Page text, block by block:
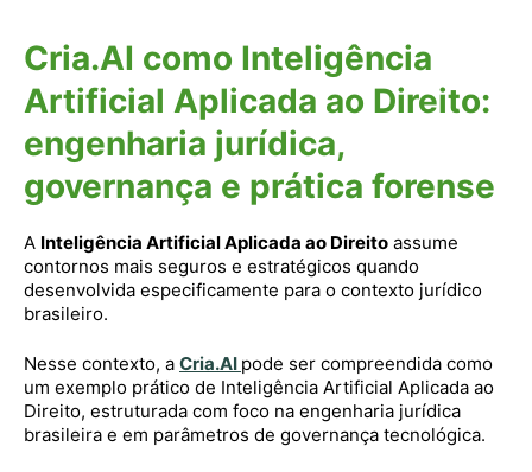
Cria.AI como Inteligência
Artificial Aplicada ao Direito:
engenharia jurídica,
governança e prática forense
A Inteligência Artificial Aplicada ao Direito assume
contornos mais seguros e estratégicos quando
desenvolvida especificamente para o contexto jurídico
brasileiro.
Nesse contexto, a Cria.AI pode ser compreendida como
um exemplo prático de Inteligência Artificial Aplicada ao
Direito, estruturada com foco na engenharia jurídica
brasileira e em parâmetros de governança tecnológica.